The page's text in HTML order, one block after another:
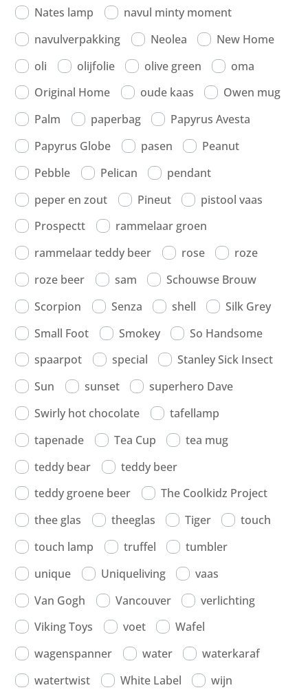
Nates lamp
navul minty moment
navulverpakking
Neolea
New Home
oli
olijfolie olive green
oma
Original Home
oude kaas
Owen mug
Palm
paperbag
Papyrus Avesta
Papyrus Globe
pasen
Peanut
Pebble
Pelican
pendant
peper en zout
Pineut
pistool vaas
Prospectt
rammelaar groen
rammelaar teddy beer
rose
roze
roze beer
sam
Schouwse Brouw
Scorpion
Senza shell
Silk Grey
Small Foot
Smokey
So Handsome
spaarpot
special
Stanley Sick Insect
Sun
sunset
superhero Dave
Swirly hot chocolate
tafellamp
tapenade
Tea Cup
tea mug
teddy bear
teddy beer
teddy groene beer
The Coolkidz Project
thee glas
theeglas Tiger
touch
touch lamp
truffel
tumbler
unique
Uniqueliving
vaas
Van Gogh
Vancouver
verlichting
Viking Toys
voet
Wafel
wagenspanner
water
waterkaraf
watertwist
White Label
wijn